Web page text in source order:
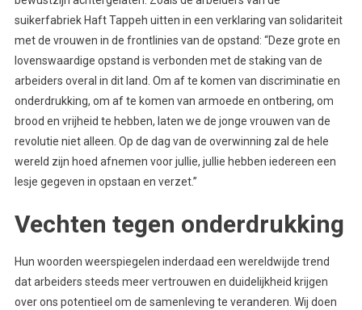
suikerfabriek Haft Tappeh uitten in een verklaring van solidariteit
met de vrouwen in de frontlinies van de opstand: “Deze grote en
lovenswaardige opstand is verbonden met de staking van de
arbeiders overal in dit land. Om af te komen van discriminatie en
onderdrukking, om af te komen van armoede en ontbering, om
brood en vrijheid te hebben, laten we de jonge vrouwen van de
revolutie niet alleen. Op de dag van de overwinning zal de hele
wereld zijn hoed afnemen voor jullie, jullie hebben iedereen een
lesje gegeven in opstaan en verzet.”
Vechten tegen onderdrukking
Hun woorden weerspiegelen inderdaad een wereldwijde trend
dat arbeiders steeds meer vertrouwen en duidelijkheid krijgen
over ons potentieel om de samenleving te veranderen. Wij doen